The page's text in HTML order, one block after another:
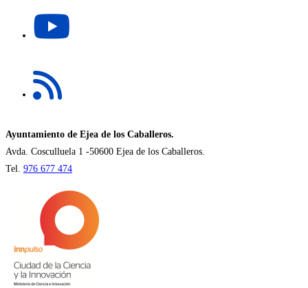
nueva
pestaña
en
nueva
pestaña
Ayuntamiento de Ejea de los Caballeros.
Avda. Cosculluela 1 -50600 Ejea de los Caballeros.
Tel. 976 677 474